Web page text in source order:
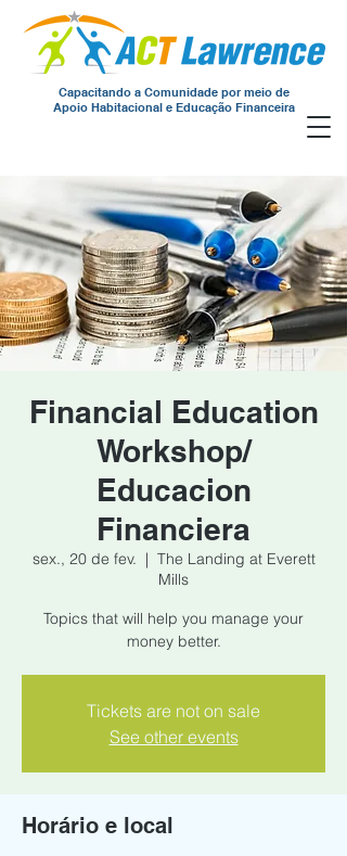
Capacitando a Comunidade por meio de
Apoio Habitacional e Educação Financeira
Financial Education
Workshop/
Educacion
Financiera
sex., 20 de fev.
  |
The Landing at Everett
Mills
Topics that will help you manage your
money better.
Tickets are not on sale
See other events
Horário e local